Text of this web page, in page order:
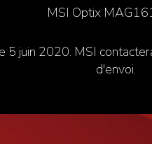
MSI Optix
5 juin 2020. MSI
d'envoi.